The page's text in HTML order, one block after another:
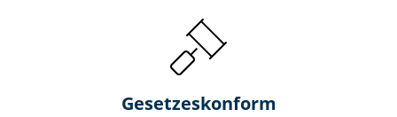
Gesetzes­konform